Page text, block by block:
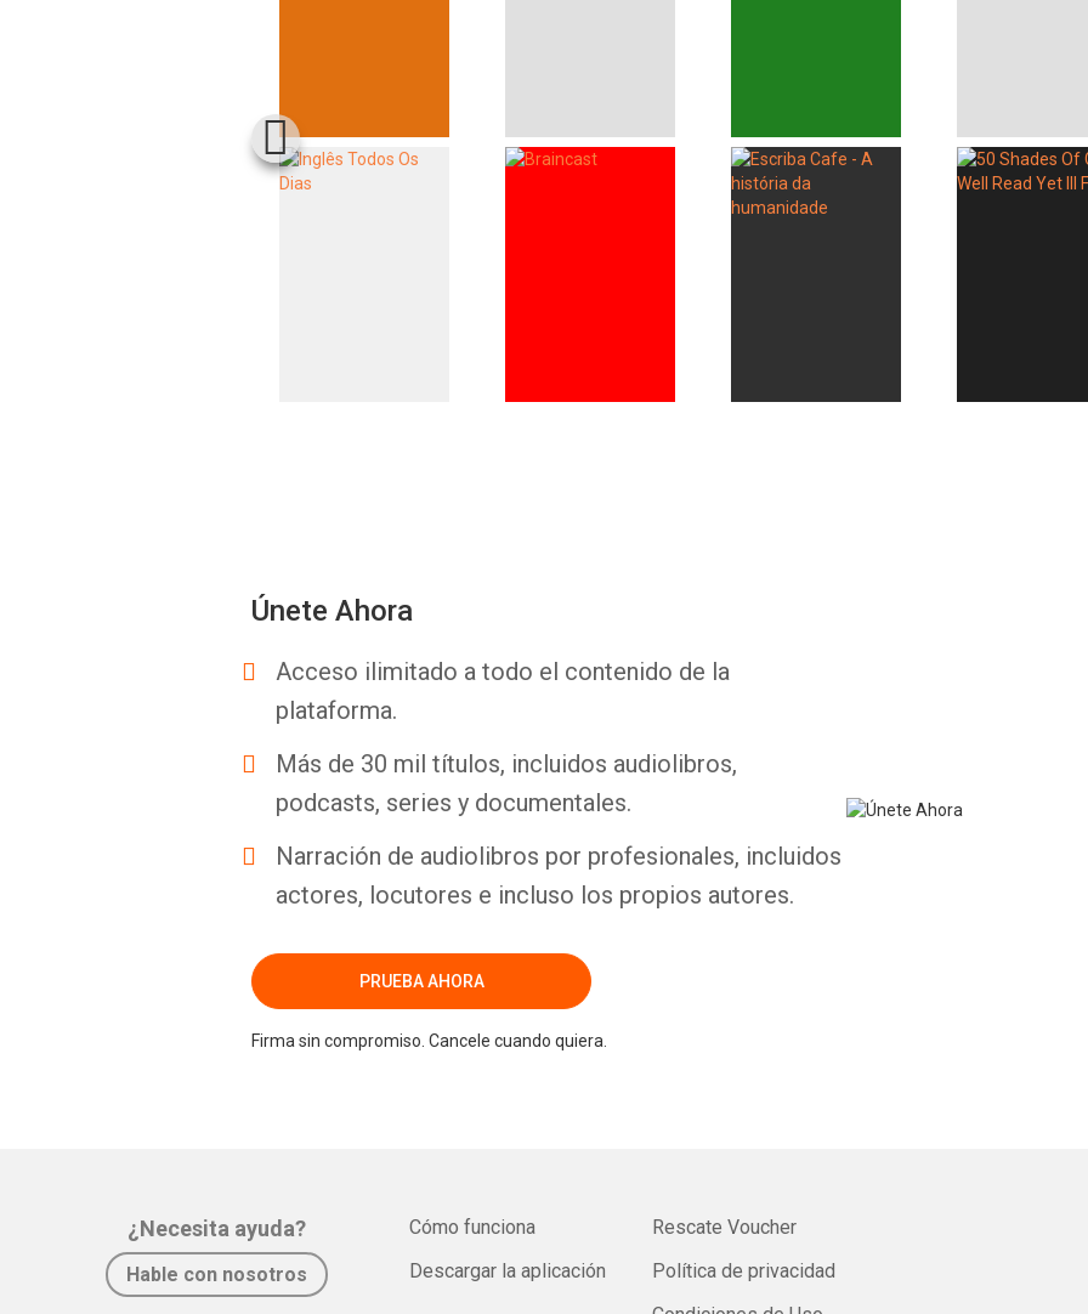
Únete Ahora
Acceso ilimitado a todo el contenido de la
plataforma.
Más de 30 mil títulos, incluidos audiolibros,
podcasts, series y documentales.
Narración de audiolibros por profesionales, incluidos
actores, locutores e incluso los propios autores.
PRUEBA AHORA
Firma sin compromiso. Cancele cuando quiera.
¿Necesita ayuda?
Hable con nosotros
Cómo funciona
Descargar la aplicación
Rescate Voucher
Política de privacidad